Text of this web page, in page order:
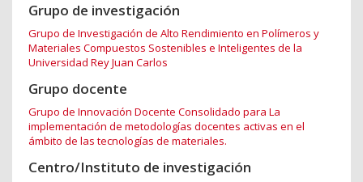
Grupo de investigación
Grupo de Investigación de Alto Rendimiento en Polímeros y
Materiales Compuestos Sostenibles e Inteligentes de la
Universidad Rey Juan Carlos
Grupo docente
Grupo de Innovación Docente Consolidado para La
implementación de metodologías docentes activas en el
ámbito de las tecnologías de materiales.
Centro/Instituto de investigación